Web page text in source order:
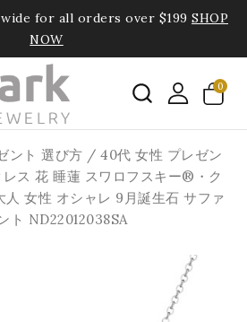
for all orders over $199 SHOP
NOW
0
ント 選び方 / 40代 女性 プレゼン
レス 花 睡蓮 スワロフスキー®・ク
人 女性 オシャレ 9月誕生石 サファ
ト ND22012038SA